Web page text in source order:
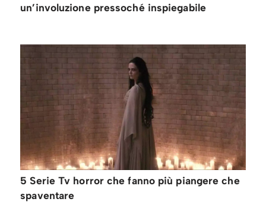
un’involuzione pressoché inspiegabile
5 Serie Tv horror che fanno più piangere che
spaventare